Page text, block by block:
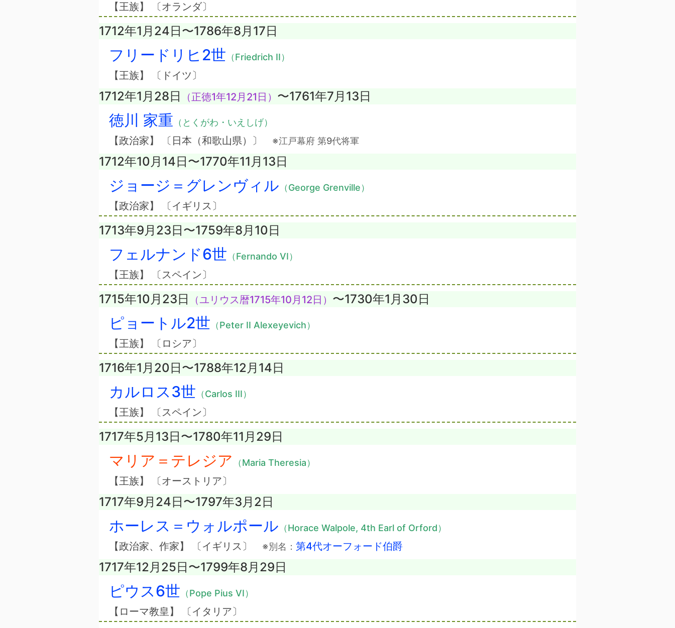
【王族】 〔オランダ〕
1712年1月24日〜1786年8月17日
フリードリヒ2世 （Friedrich II）
【王族】 〔ドイツ〕
1712年1月28日 （正徳1年12月21日） 〜1761年7月13日
徳川 家重 （とくがわ・いえしげ）
【政治家】 〔日本（和歌山県）〕 ※江戸幕府 第9代将軍
1712年10月14日〜1770年11月13日
ジョージ＝グレンヴィル （George Grenville）
【政治家】 〔イギリス〕
1713年9月23日〜1759年8月10日
フェルナンド6世 （Fernando VI）
【王族】 〔スペイン〕
1715年10月23日 （ユリウス暦1715年10月12日） 〜1730年1月30日
ピョートル2世 （Peter II Alexeyevich）
【王族】 〔ロシア〕
1716年1月20日〜1788年12月14日
カルロス3世 （Carlos III）
【王族】 〔スペイン〕
1717年5月13日〜1780年11月29日
マリア＝テレジア （Maria Theresia）
【王族】 〔オーストリア〕
1717年9月24日〜1797年3月2日
ホーレス＝ウォルポール （Horace Walpole, 4th Earl of Orford）
【政治家、作家】 〔イギリス〕 ※別名： 第4代オーフォード伯爵
1717年12月25日〜1799年8月29日
ピウス6世 （Pope Pius VI）
【ローマ教皇】 〔イタリア〕